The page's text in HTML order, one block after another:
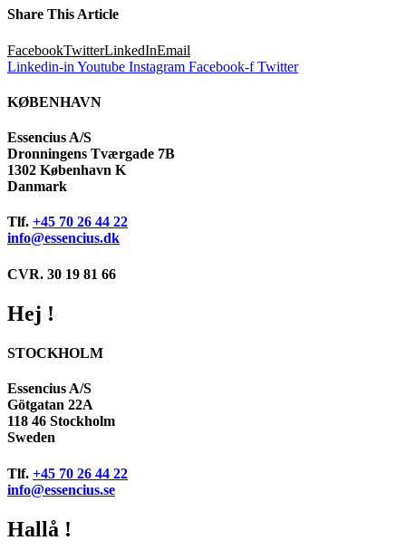
Share This Article
FacebookTwitterLinkedInEmail
Linkedin-in Youtube Instagram Facebook-f Twitter
KØBENHAVN
Essencius A/S
Dronningens Tværgade 7B
1302 København K
Danmark
Tlf. +45 70 26 44 22
info@essencius.dk
CVR. 30 19 81 66
Hej !
STOCKHOLM
Essencius A/S
Götgatan 22A
118 46 Stockholm
Sweden
Tlf. +45 70 26 44 22
info@essencius.se
Hallå !